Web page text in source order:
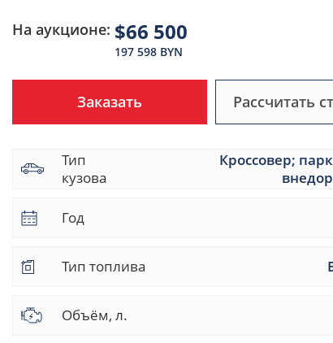
На аукционе: $66 500
197 598 BYN
Заказать Рассчитать
Тип
кузова
Кроссовер;
Год
Тип топлива
Объём, л.